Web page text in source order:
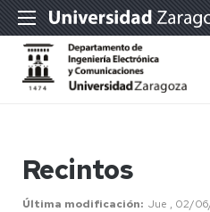
Recintos
Última modificación Jue , 02/